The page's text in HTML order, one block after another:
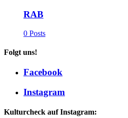
RAB
0 Posts
Folgt uns!
Facebook
Instagram
Kulturcheck auf Instagram: